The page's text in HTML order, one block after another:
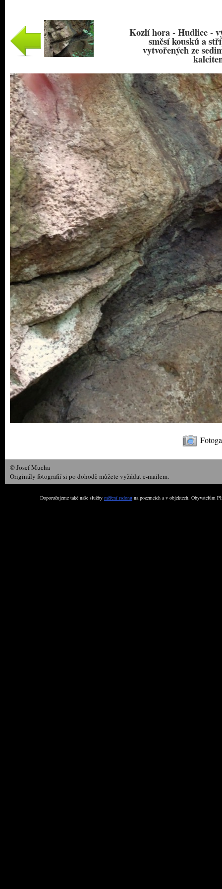
Kozlí hora - Hudlice -
směsí kousků a
vytvořených ze
© Josef Mucha
Originály fotografií si po dohodě můžete vyžádat e-mailem.
Doporučujeme také naše služby měření radonu na pozemcích a v objektech. Obyvatelům